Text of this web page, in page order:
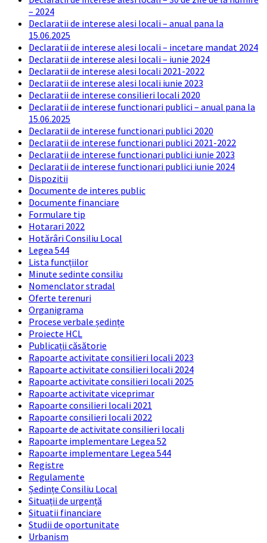
– 2024
Declaratii de interese alesi locali – anual pana la
15.06.2025
Declaratii de interese alesi locali – incetare mandat 2024
Declaratii de interese alesi locali – iunie 2024
Declaratii de interese alesi locali 2021-2022
Declaratii de interese alesi locali iunie 2023
Declaratii de interese consilieri locali 2020
Declaratii de interese functionari publici – anual pana la
15.06.2025
Declaratii de interese functionari publici 2020
Declaratii de interese functionari publici 2021-2022
Declaratii de interese functionari publici iunie 2023
Declaratii de interese functionari publici iunie 2024
Dispozitii
Documente de interes public
Documente financiare
Formulare tip
Hotarari 2022
Hotărâri Consiliu Local
Legea 544
Lista funcțiilor
Minute sedinte consiliu
Nomenclator stradal
Oferte terenuri
Organigrama
Procese verbale ședințe
Proiecte HCL
Publicații căsătorie
Rapoarte activitate consilieri locali 2023
Rapoarte activitate consilieri locali 2024
Rapoarte activitate consilieri locali 2025
Rapoarte activitate viceprimar
Rapoarte consilieri locali 2021
Rapoarte consilieri locali 2022
Rapoarte de activitate consilieri locali
Rapoarte implementare Legea 52
Rapoarte implementare Legea 544
Registre
Regulamente
Ședințe Consiliu Local
Situații de urgență
Situatii financiare
Studii de oportunitate
Urbanism